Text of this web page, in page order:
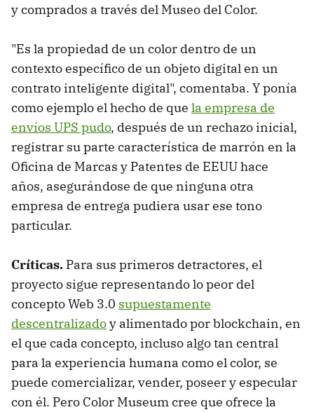
y comprados a través del Museo del Color.
"Es la propiedad de un color dentro de un
contexto específico de un objeto digital en un
contrato inteligente digital", comentaba. Y ponía
como ejemplo el hecho de que la empresa de
envíos UPS pudo, después de un rechazo inicial,
registrar su parte característica de marrón en la
Oficina de Marcas y Patentes de EEUU hace
años, asegurándose de que ninguna otra
empresa de entrega pudiera usar ese tono
particular.
Críticas. Para sus primeros detractores, el
proyecto sigue representando lo peor del
concepto Web 3.0 supuestamente
descentralizadoy alimentado por blockchain, en
el que cada concepto, incluso algo tan central
para la experiencia humana como el color, se
puede comercializar, vender, poseer y especular
con él. Pero Color Museum cree que ofrece la